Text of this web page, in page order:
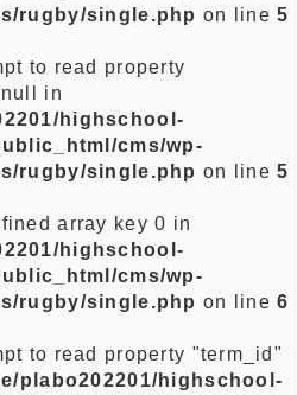
せ
rugby/single.php on line5
to read property
in
highschool-
cms/wp-
rugby/single.php on line5
array key 0 in
highschool-
cms/wp-
rugby/single.php on line6
to read property "term_id"
plabo202201/highschool-